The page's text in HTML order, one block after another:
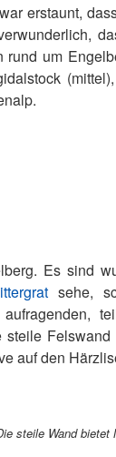
erstaunt,
um
Es sind
sehe,
auf den
steile Wand